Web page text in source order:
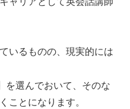
いるものの、現実的には
を選んでおいて、そのな
ことになります。